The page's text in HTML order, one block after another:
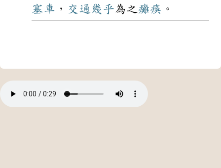
塞車 ， 交通 幾乎為之 癱瘓 。